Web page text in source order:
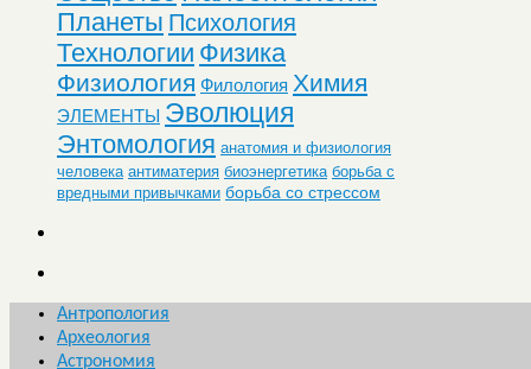
Планеты Психология
Технологии Физика
Физиология Филология Химия
ЭЛЕМЕНТЫ Эволюция
Энтомология анатомия и физиология
человека антиматерия биоэнергетика борьба с
вредными привычками борьба со стрессом
Антропология
Археология
Астрономия